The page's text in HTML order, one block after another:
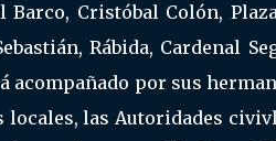
Cristóbal Colón,
Rábida, Cardenal
acompañado por sus
locales, las Autoridades